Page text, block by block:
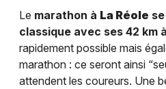
Le marathon à La Réole
classique avec ses 42 km
rapidement possible mais
marathon : ce seront ainsi
attendent les coureurs. Une